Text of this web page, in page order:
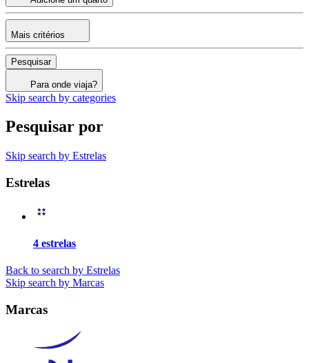
Mais critérios
Pesquisar
Para onde viaja?
Skip search by categories
Pesquisar por
Skip search by Estrelas
Estrelas
4 estrelas
Back to search by Estrelas
Skip search by Marcas
Marcas